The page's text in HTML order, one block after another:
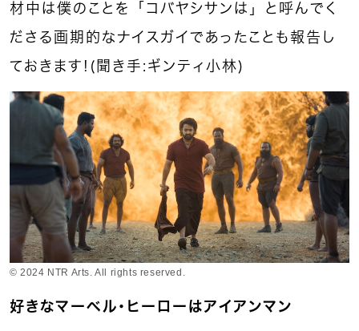
材中は僕のことを「コバヤシサンは」と呼んでく
ださる画期的なナイスガイであったことも報告し
ておきます！（聞き手：ギンティ小林）
© 2024 NTR Arts. All rights reserved.
好きなマーベル・ヒーローはアイアンマン